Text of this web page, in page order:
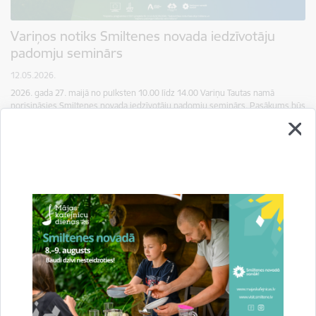
Variņos notiks Smiltenes novada iedzīvotāju
padomju seminārs
12.05.2026.
2026. gada 27. maijā no pulksten 10.00 līdz 14.00 Variņu Tautas namā
norisināsies Smiltenes novada iedzīvotāju padomju seminārs. Pasākums būs